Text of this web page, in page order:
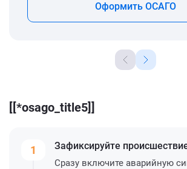
Оформить ОСАГО
[[*osago_title5]]
1 Зафиксируйте
Сразу включите аварийную